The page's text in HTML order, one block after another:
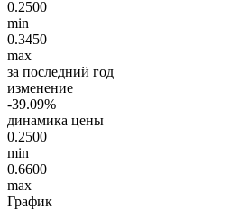
0.2500
min
0.3450
max
за последний год
изменение
-39.09%
динамика цены
0.2500
min
0.6600
max
График